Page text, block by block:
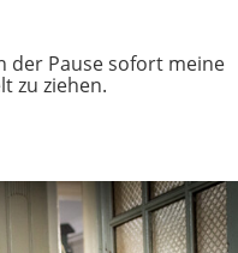
der Pause sofort meine
zu ziehen.